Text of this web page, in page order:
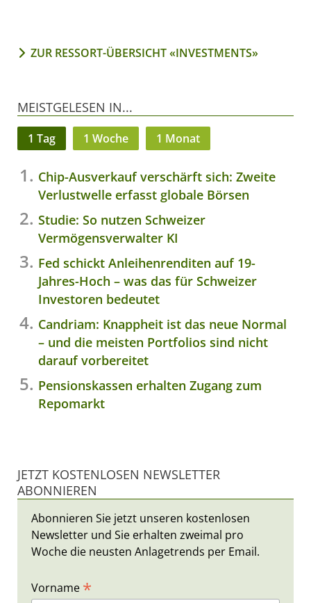
ZUR RESSORT-ÜBERSICHT «INVESTMENTS»
MEISTGELESEN IN...
1 Tag 1 Woche 1 Monat
Chip-Ausverkauf verschärft sich: Zweite
Verlustwelle erfasst globale Börsen
Studie: So nutzen Schweizer
Vermögensverwalter KI
Fed schickt Anleihenrenditen auf 19-
Jahres-Hoch – was das für Schweizer
Investoren bedeutet
Candriam: Knappheit ist das neue Normal
– und die meisten Portfolios sind nicht
darauf vorbereitet
Pensionskassen erhalten Zugang zum
Repomarkt
JETZT KOSTENLOSEN NEWSLETTER
ABONNIEREN
Abonnieren Sie jetzt unseren kostenlosen
Newsletter und Sie erhalten zweimal pro
Woche die neusten Anlagetrends per Email.
Vorname *